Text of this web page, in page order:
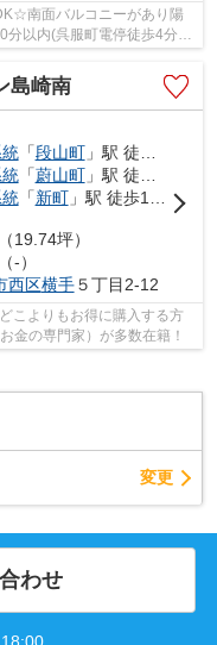
南面バルコニーがあり陽
以内(呉服町電停徒歩4分)☆
島崎南
「段山町」駅 徒歩12分
「蔚山町」駅 徒歩14分
「新町」駅 徒歩18分
19.74坪）
-）
西区横手５丁目2-12
こよりもお得に購入する方
金の専門家）が多数在籍！
変更
わせ